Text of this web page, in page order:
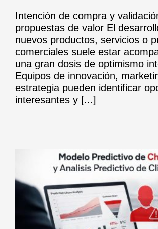
Intención de compra y
propuestas de valor El
nuevos productos, servicios o
comerciales suele estar
una gran dosis de optimismo
Equipos de innovación,
estrategia pueden identificar
interesantes y [...]